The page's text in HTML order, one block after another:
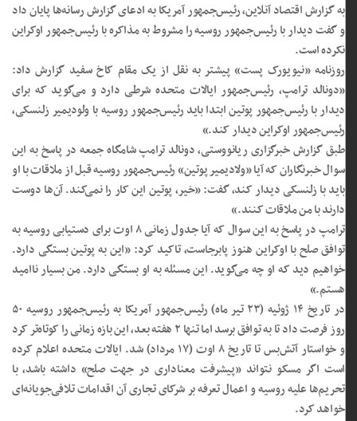
به گزارش اقتصاد آنلاین، رئیس‌جمهور آمریکا به ادعای گزارش رسانه‌ها پایان داد
و گفت دیدار با رئیس‌جمهور روسیه را مشروط به مذاکره با رئیس‌جمهور اوکراین
نکرده است.
روزنامه «نیویورک پست» پیشتر به نقل از یک مقام کاخ سفید گزارش داد:
«دونالد ترامپ، رئیس‌جمهور ایالات متحده شرطی دارد و می‌گوید که برای
دیدار با رئیس‌جمهور پوتین ابتدا باید رئیس‌جمهور روسیه با ولودیمیر زلنسکی،
رئیس‌جمهور اوکراین دیدار کند.»
طبق گزارش خبرگزاری ریانووستی، دونالد ترامپ شامگاه جمعه در پاسخ به این
سوال خبرنگاران که آیا «ولادیمیر پوتین» رئیس‌جمهور روسیه قبل از ملاقات با او
باید با زلنسکی دیدار کند، گفت: «خیر، پوتین این کار را نمی‌کند. آن‌ها دوست
دارند با من ملاقات کنند.»
ترامپ در پاسخ به این سوال که آیا جدول زمانی ۸ اوت برای دستیابی روسیه به
توافق صلح با اوکراین هنوز پابرجاست، تاکید کرد: «این به پوتین بستگی دارد.
خواهیم دید که او چه می‌گوید. این مسئله به او بستگی دارد. من بسیار ناامید
هستم.»
در تاریخ ۱۴ ژوئیه (۲۳ تیر ماه) رئیس‌جمهور آمریکا به رئیس‌جمهور روسیه ۵۰
روز فرصت داد تا به توافق برسد اما تنها ۲ هفته بعد، این بازه زمانی را کوتاه‌تر کرد
و خواستار آتش‌بس تا تاریخ ۸ اوت (۱۷ مرداد) شد. ایالات متحده اعلام کرده
است اگر مسکو نتواند «پیشرفت معناداری در جهت صلح» داشته باشد، با
تحریم‌ها علیه روسیه و اعمال تعرفه بر شرکای تجاری آن اقدامات تلافی‌جویانه‌ای
خواهد کرد.